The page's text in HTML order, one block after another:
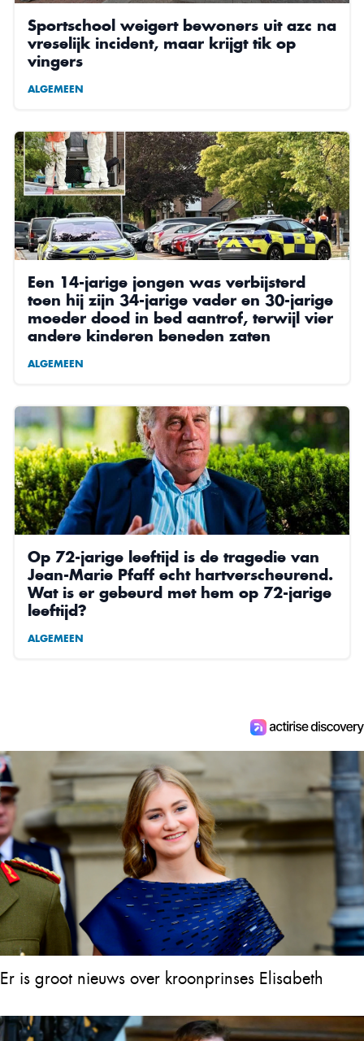
Sportschool weigert bewoners uit azc na
vreselijk incident, maar krijgt tik op
vingers
ALGEMEEN
Een 14-jarige jongen was verbijsterd
toen hij zijn 34-jarige vader en 30-jarige
moeder dood in bed aantrof, terwijl vier
andere kinderen beneden zaten
ALGEMEEN
Op 72-jarige leeftijd is de tragedie van
Jean-Marie Pfaff echt hartverscheurend.
Wat is er gebeurd met hem op 72-jarige
leeftijd?
ALGEMEEN
Er is groot nieuws over kroonprinses Elisabeth